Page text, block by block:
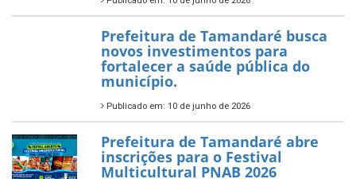
Política Nacional Aldir Blanc
— Tamandaré tem Plano de
Aplicação de Recursos (PAR)
habilitado
7 de novembro de 2025
ÚLTIMAS NOTÍCIAS